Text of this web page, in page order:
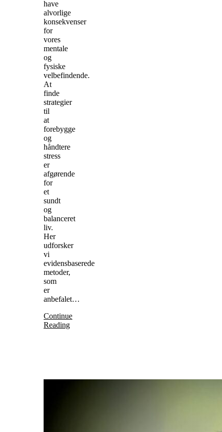
have
alvorlige
konsekvenser
for
vores
mentale
og
fysiske
velbefindende.
At
finde
strategier
til
at
forebygge
og
håndtere
stress
er
afgørende
for
et
sundt
og
balanceret
liv.
Her
udforsker
vi
evidensbaserede
metoder,
som
er
anbefalet…
Continue
Reading